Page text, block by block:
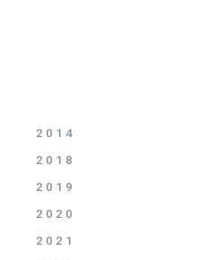
2014
2018
2019
2020
2021